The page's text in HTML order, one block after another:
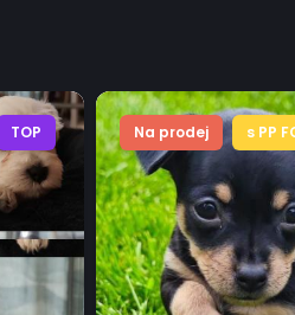
TOP Na prodej s PP